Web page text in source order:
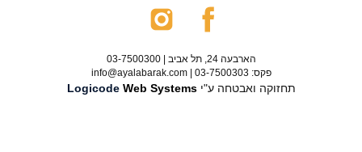
הארבעה 24, תל אביב | 03-7500300
פקס: 03-7500303 | info@ayalabarak.com
תחזוקה ואבטחה ע"י Logicode Web Systems